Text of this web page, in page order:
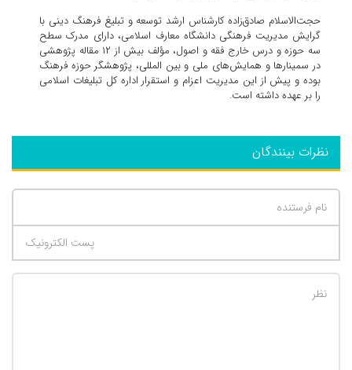
حجت‌الاسلام صادق‌زاده کارشناس ارشد توسعه و تبلیغ فرهنگ دینی با
گرایش مدیریت فرهنگی دانشگاه معارف اسلامی، دارای مدرک سطح
سه حوزه و درس خارج فقه و اصول، مؤلف بیش از ۱۲ مقاله پژوهشی
در سمینارها و همایش‌های ملی و بین المللی، پژوهشگر حوزه فرهنگ
بوده و پیش از این مدیریت اعزام و استقرار اداره کل تبلیغات اسلامی
را بر عهده داشته است.
نظرات بینندگان